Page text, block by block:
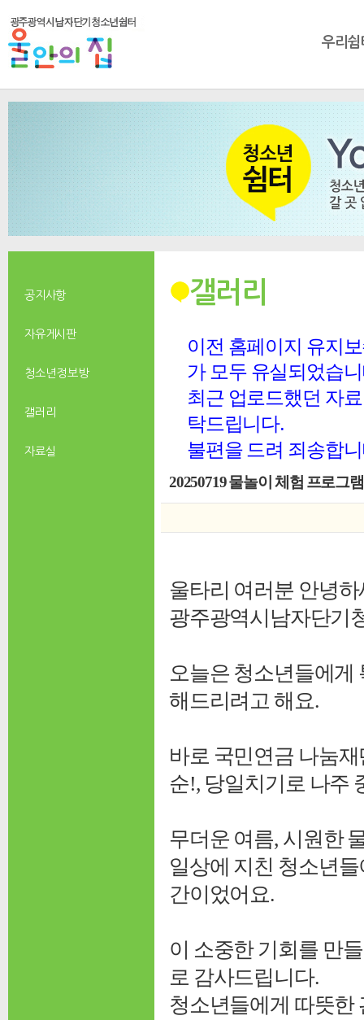
우리쉼
공지사항
자유게시판
청소년 정보방
갤러리
자료실
갤러리
이전 홈페이지 유지
가 모두 유실되었습
최근 업로드했던 자
탁드립니다.
불편을 드려 죄송합
20250719 물놀이 체험 프로그
울타리 여러분 안녕하
광주광역시남자단기
오늘은 청소년들에게
해드리려고 해요.
바로 국민연금 나눔
순!, 당일치기로 나주
무더운 여름, 시원한
일상에 지친 청소년
간이었어요.
이 소중한 기회를 만
로 감사드립니다.
청소년들에게 따뜻한